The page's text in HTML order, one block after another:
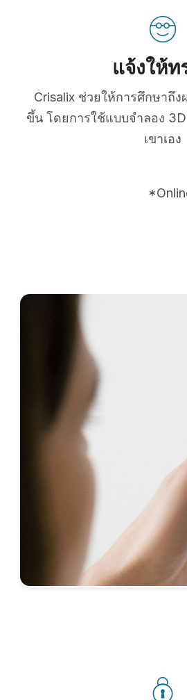
แจ้งให้ท
Crisalix ช่วยให้การศึกษาถึ
ขึ้น โดยการใช้แบบจำลอง
เขาเอง